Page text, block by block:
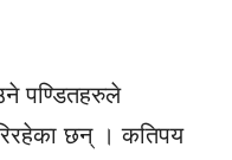
पण्डितहरुले
छन् । कतिपय